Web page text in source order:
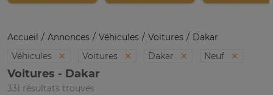
Accueil Annonces Véhicules Voitures
Dakar
Véhicules
Voitures Dakar Neuf
Voitures - Dakar
331 résultats trouvés